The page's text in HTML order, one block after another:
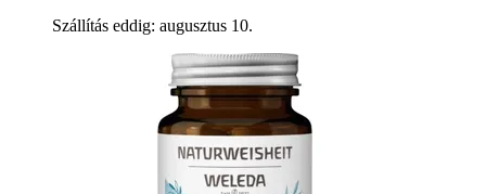
Szállítás eddig: augusztus 10.